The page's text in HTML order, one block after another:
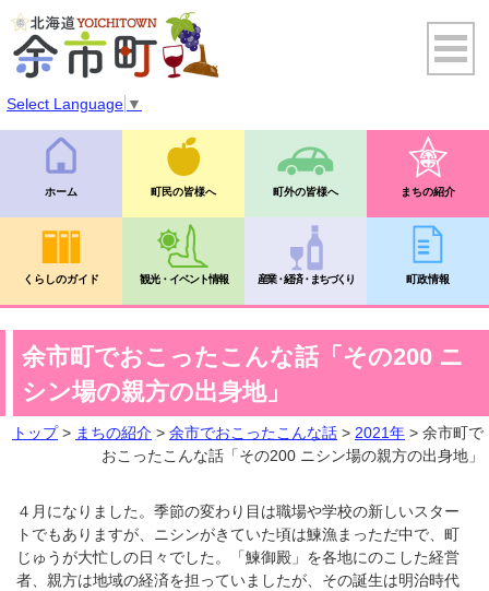
Select Language ▼
ホーム 町民の皆様へ 町外の皆様へ まちの紹介
くらしのガイド 観光・イベント情報 産業・経済・まちづくり 町政情報
余市町でおこったこんな話「その200 ニ
シン場の親方の出身地」
トップ> まちの紹介 > 余市でおこったこんな話 > 2021年 > 余市町で
おこったこんな話「その200 ニシン場の親方の出身地」
４月になりました。季節の変わり目は職場や学校の新しいスター
トでもありますが、ニシンがきていた頃は鰊漁まっただ中で、町
じゅうが大忙しの日々でした。「鰊御殿」を各地にのこした経営
者、親方は地域の経済を担っていましたが、その誕生は明治時代